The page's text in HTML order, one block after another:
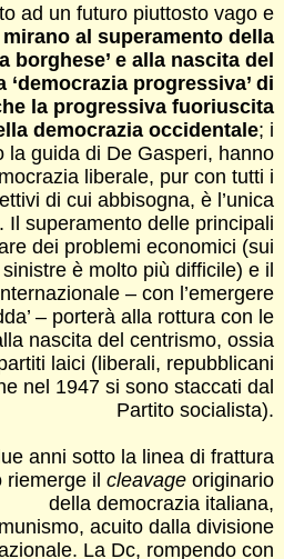
ad un futuro piuttosto vago e
al superamento della
borghese’ e alla nascita del
‘democrazia progressiva’ di
la progressiva fuoriuscita
democrazia occidentale; i
la guida di De Gasperi, hanno
liberale, pur con tutti i
di cui abbisogna, è l’unica
Il superamento delle principali
dei problemi economici (sui
è molto più difficile) e il
– con l’emergere
– porterà alla rottura con le
nascita del centrismo, ossia
laici (liberali, repubblicani
nel 1947 si sono staccati dal
Partito socialista).
anni sotto la linea di frattura
riemerge ilcleavage originario
della democrazia italiana,
acuito dalla divisione
La Dc, rompendo con